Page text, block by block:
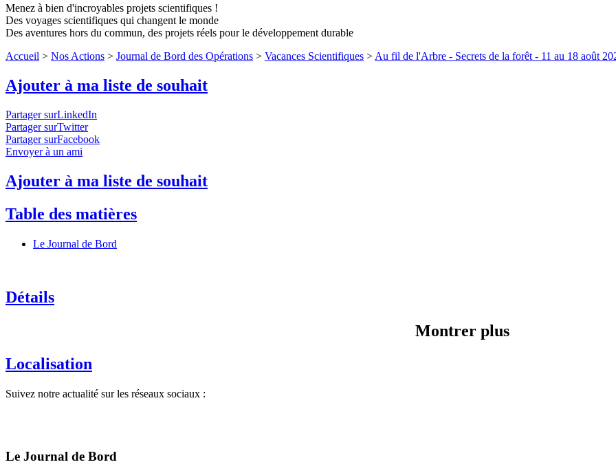
Menez à bien d'incroyables projets scientifiques !
Des voyages scientifiques qui changent le monde
Des aventures hors du commun, des projets réels pour le développement durable
Accueil > Nos Actions > Journal de Bord des Opérations > Vacances Scientifiques > Au fil de l'Arbre - Secrets de la forêt - 11 au 18 août
Ajouter à ma liste de souhait
Partager surLinkedIn
Partager surTwitter
Partager surFacebook
Envoyer à un ami
Ajouter à ma liste de souhait
Table des matières
Le Journal de Bord
Détails
Montrer plus
Localisation
Suivez notre actualité sur les réseaux sociaux :
Le Journal de Bord